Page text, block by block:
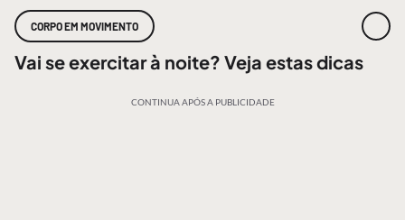
CORPO EM MOVIMENTO
Vai se exercitar à noite? Veja estas dicas
CONTINUA APÓS A PUBLICIDADE